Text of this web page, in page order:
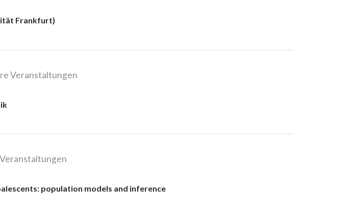
Frankfurt)
Veranstaltungen
population models and inference